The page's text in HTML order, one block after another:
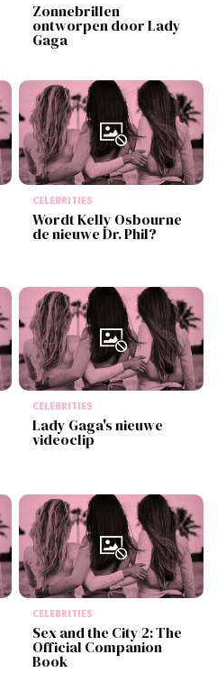
Zonnebrillen
ontworpen door Lady
Gaga
CELEBRITIES
Wordt Kelly Osbourne
de nieuwe Dr. Phil?
CELEBRITIES
Lady Gaga's nieuwe
videoclip
CELEBRITIES
Sex and the City 2: The
Official Companion
Book